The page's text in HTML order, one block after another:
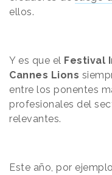
ellos.
Y es que el Festival
Cannes Lions
entre los ponentes
profesionales del
relevantes.
Este año, por